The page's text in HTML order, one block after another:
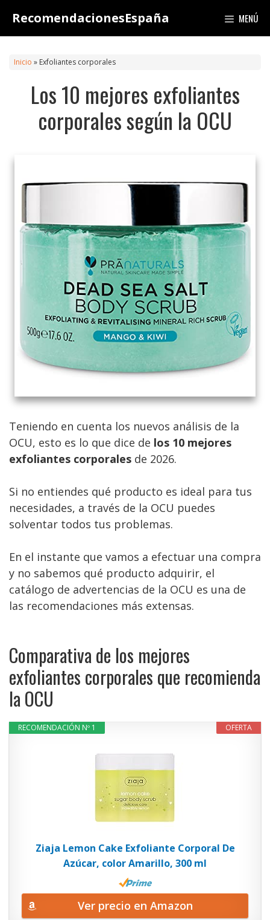
contenido
RecomendacionesEspaña MENÚ
Inicio » Exfoliantes corporales
Los 10 mejores exfoliantes
corporales según la OCU
Teniendo en cuenta los nuevos análisis de la
OCU, esto es lo que dice de los 10 mejores
exfoliantes corporales de 2026.
Si no entiendes qué producto es ideal para tus
necesidades, a través de la OCU puedes
solventar todos tus problemas.
En el instante que vamos a efectuar una compra
y no sabemos qué producto adquirir, el
catálogo de advertencias de la OCU es una de
las recomendaciones más extensas.
Comparativa de los mejores
exfoliantes corporales que recomienda
la OCU
OFERTA
RECOMENDACIÓN Nº 1
Ziaja Lemon Cake Exfoliante Corporal De
Azúcar, color Amarillo, 300 ml
Ver precio en Amazon